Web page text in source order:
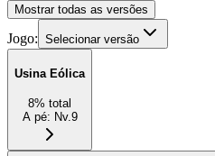
Mostrar todas as versões
Jogo: Selecionar versão
Usina Eólica
8% total
A pé: Nv.9